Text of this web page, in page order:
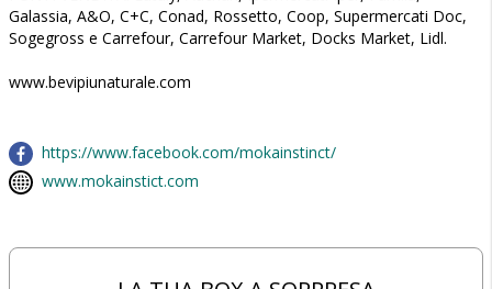
Galassia, A&O, C+C, Conad, Rossetto, Coop, Supermercati Doc,
Sogegross e Carrefour, Carrefour Market, Docks Market, Lidl.
www.bevipiunaturale.com
https://www.facebook.com/mokainstinct/
www.mokainstict.com